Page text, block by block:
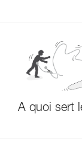
À quoi sert